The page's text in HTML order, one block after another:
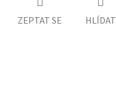
ZEPTAT SE HLÍDAT